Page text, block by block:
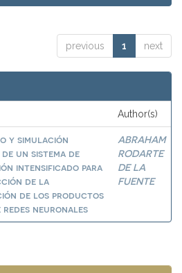
previous 1 next
Author(s)
y simulación
un sistema de
intensificado para
de la
de los productos
redes neuronales
ABRAHAM
RODARTE
DE LA
FUENTE